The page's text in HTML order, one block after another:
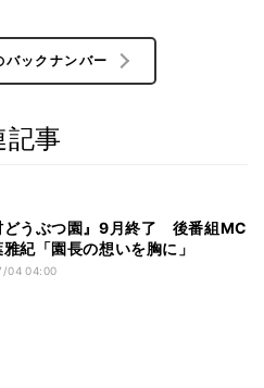
バックナンバー
事
どうぶつ園』9月終了 後番組MC
紀「園長の想いを胸に」
04 04:00